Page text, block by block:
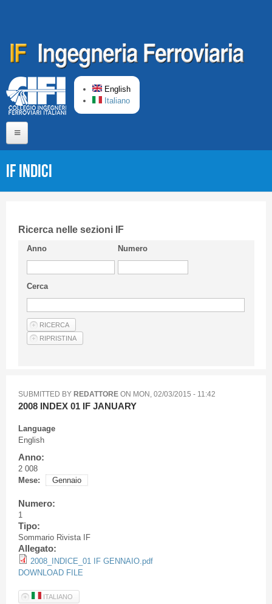
English
Italiano
Short presentation CIFI
Guideline
Privacy & Policy
Articles
IF Indici
Ricerca nelle sezioni IF
Anno Numero
Cerca
SUBMITTED BY REDATTOREON MON, 02/03/2015 - 11:42
2008 INDEX 01 IF JANUARY
Language
English
Anno:
2 008
Mese:
Gennaio
Numero:
1
Tipo:
Sommario Rivista IF
Allegato:
2008_INDICE_01 IF GENNAIO.pdf
DOWNLOAD FILE
ITALIANO